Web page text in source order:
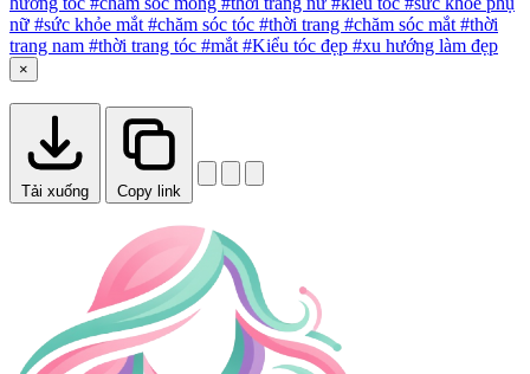
nữ #sức khỏe mắt #chăm sóc tóc #thời trang #chăm sóc mắt #thời
trang nam #thời trang tóc #mắt #Kiểu tóc đẹp #xu hướng làm đẹp
×
Tải xuống Copy link